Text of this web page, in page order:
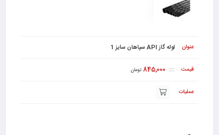
لوله گاز API سپاهان سایز 1
845,000 تومان